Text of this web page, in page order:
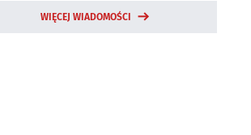
WIĘCEJ WIADOMOŚCI